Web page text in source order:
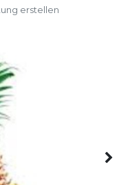
erstellen